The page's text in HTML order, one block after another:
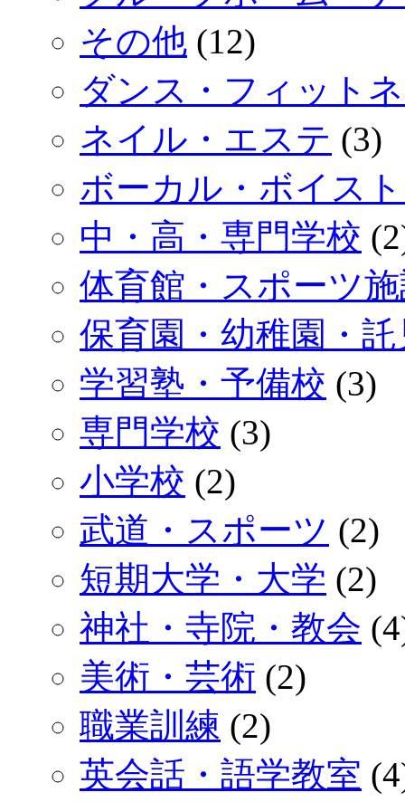
その他 (12)
ダンス・フィット
ネイル・エステ (3)
ボーカル・ボイス
中・高・専門学校
体育館・スポーツ
保育園・幼稚園・
学習塾・予備校 (3)
専門学校 (3)
小学校 (2)
武道・スポーツ (2)
短期大学・大学 (2)
神社・寺院・教会
美術・芸術 (2)
職業訓練 (2)
英会話・語学教室